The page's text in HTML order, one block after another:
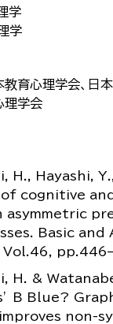
学
学
教育心理学会、日
理学会
H., Hayashi,
cognitive
asymmetric
Basic and
Vol.46,
H. &
B Blue?
non-